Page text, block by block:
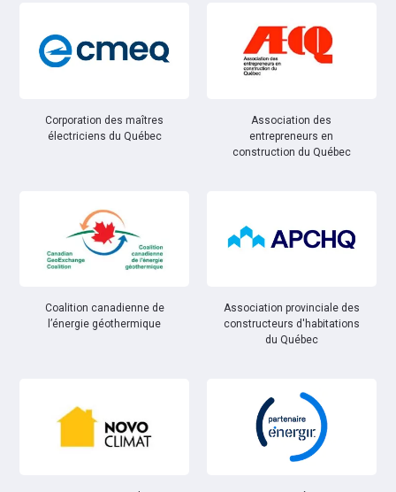
Corporation des maîtres
électriciens du Québec
Association des
entrepreneurs en
construction du Québec
Coalition canadienne de
l’énergie géothermique
Association provinciale des
constructeurs d'habitations
du Québec